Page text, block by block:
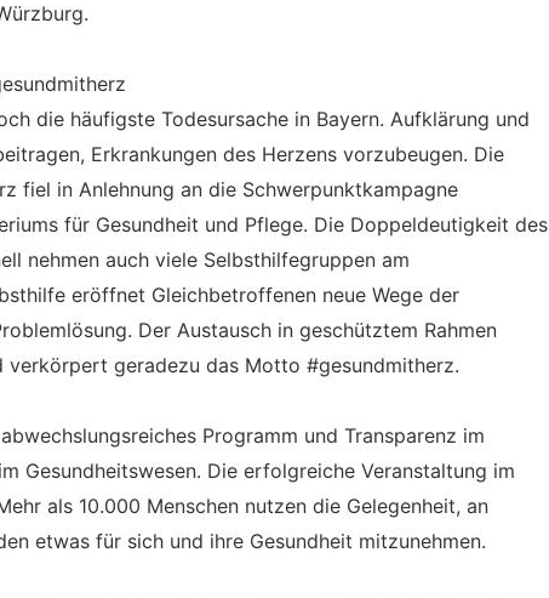
die häufigste Todesursache in Bayern. Aufklärung und
Erkrankungen des Herzens vorzubeugen. Die
fiel in Anlehnung an die Schwerpunktkampagne
für Gesundheit und Pflege. Die Doppeldeutigkeit des
nehmen auch viele Selbsthilfegruppen am
eröffnet Gleichbetroffenen neue Wege der
Der Austausch in geschütztem Rahmen
geradezu das Motto #gesundmitherz.
Programm und Transparenz im
Gesundheitswesen. Die erfolgreiche Veranstaltung im
als 10.000 Menschen nutzen die Gelegenheit, an
etwas für sich und ihre Gesundheit mitzunehmen.